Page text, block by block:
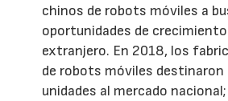
chinos de robots móviles a
oportunidades de
extranjero. En 2018, los
de robots móviles destinaron
unidades al mercado